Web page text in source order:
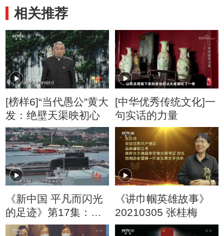
相关推荐
[榜样6]“当代愚公”黄大
发：绝壁天渠映初心
[中华优秀传统文化]一
句实话的力量
《新中国 平凡而闪光
的足迹》第17集：
401艇迎来了一位特别
《讲巾帼英雄故事》
20210305 张桂梅